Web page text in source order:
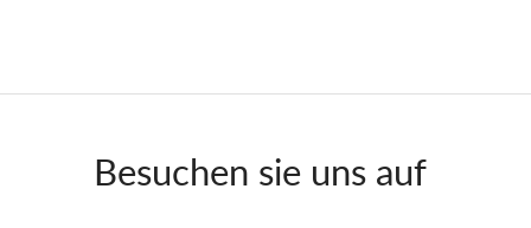
Besuchen sie uns auf